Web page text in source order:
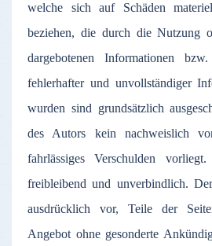
welche
sich auf Schäden
beziehen, die durch dieNutzung
dargebotenen
Informationen bzw
fehlerhafterund unvollständiger
wurden sind grundsätzlich
des Autors kein nachweislich
fahrlässiges
Verschulden vorliegt.
freibleibend und unverbindlich.
ausdrücklich
vor, Teile der
Angebot ohne gesonderte